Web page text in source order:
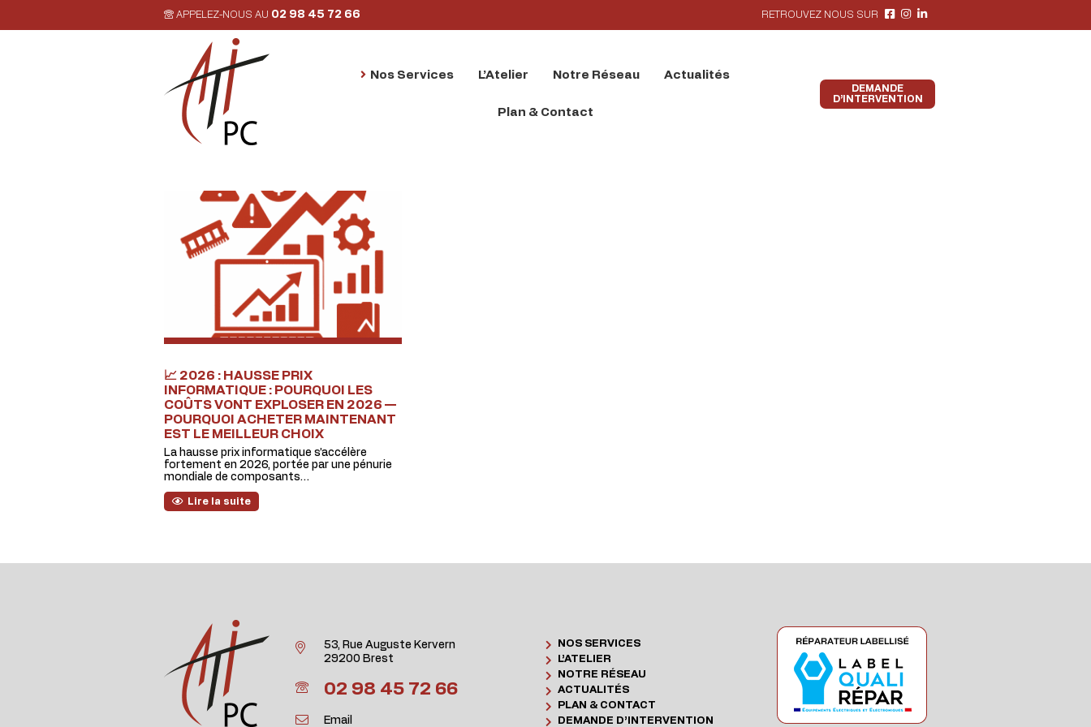
APPELEZ-NOUS AU 02 98 45 72 66 RETROUVEZ NOUS SUR
Nos Services L’Atelier Notre Réseau Actualités
Plan & Contact
DEMANDE
D’INTERVENTION
📈 2026 : HAUSSE PRIX
INFORMATIQUE : POURQUOI LES
COÛTS VONT EXPLOSER EN 2026 —
POURQUOI ACHETER MAINTENANT
EST LE MEILLEUR CHOIX
La hausse prix informatique s’accélère
fortement en 2026, portée par une pénurie
mondiale de composants…
Lire la suite
53, Rue Auguste Kervern
29200 Brest
02 98 45 72 66
Email
NOS SERVICES
L’ATELIER
NOTRE RÉSEAU
ACTUALITÉS
PLAN & CONTACT
DEMANDE D’INTERVENTION